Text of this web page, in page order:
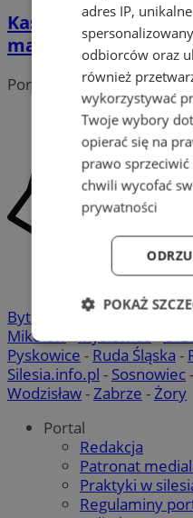
Kasacja samochodu
maksimum
Portal należy do sieci
Bytom Chorzów-Gliwice
Mikołów-Mysłowice-
Pyskowice - Ruda Śląska -
Silesia.info.pl - Sosnowiec-
Wodzisław-Zabrze -Żory
Portal
Redakcja
Patronat
Praktyki w
Regulaminy
adres IP,
odbiorców oraz
również
wykorzystywać
Twoje wybory
opierać się na
prawo
chwili wycofać
prywatności
POKAŻ
Niezbędne